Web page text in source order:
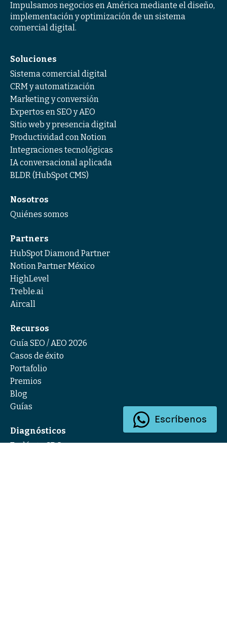
Impulsamos negocios en América mediante el diseño,
implementación y optimización de un sistema
comercial digital.
Escríbenos
Soluciones
Sistema comercial digital
CRM y automatización
Marketing y conversión
Expertos en SEO y AEO
Sitio web y presencia digital
Productividad con Notion
Integraciones tecnológicas
IA conversacional aplicada
BLDR (HubSpot CMS)
Nosotros
Quiénes somos
Partners
HubSpot Diamond Partner
Notion Partner México
HighLevel
Treble.ai
Aircall
Recursos
Guía SEO / AEO 2026
Casos de éxito
Portafolio
Premios
Blog
Guías
Diagnósticos
Evalúa tu SDC